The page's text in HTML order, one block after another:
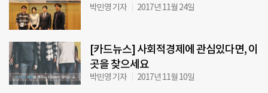
박민영 기자 2017년 11월 24일
[카드뉴스] 사회적경제에 관심있다면, 이
곳을 찾으세요
박민영 기자 2017년 11월 10일